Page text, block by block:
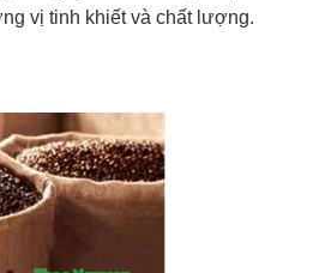
vị tinh khiết và chất lượng.